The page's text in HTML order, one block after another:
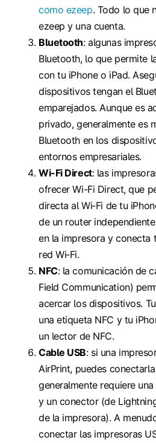
como ezeep. Todo lo que
ezeep y una cuenta.
Bluetooth: algunas
Bluetooth, lo que permite
con tu iPhone o iPad.
dispositivos tengan el
emparejados. Aunque es
privado, generalmente es
Bluetooth en los
entornos empresariales.
Wi-Fi Direct: las
ofrecer Wi-Fi Direct, que
directa al Wi‑Fi de tu
de un router
en la impresora y conecta
red Wi‑Fi.
NFC: la comunicación de
Field Communication)
acercar los dispositivos.
una etiqueta NFC y tu
un lector de NFC.
Cable USB: si una
AirPrint, puedes
generalmente requiere
y un conector (de
de la impresora). A
conectar las impresoras